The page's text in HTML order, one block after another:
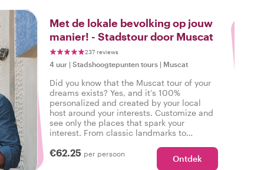
Met de lokale bevolking op jouw
manier! - Stadstour door Muscat
237 reviews
4 uur | Stadshoogtepunten tours | Muscat
Did you know that the Muscat tour of your
dreams exists? Yes, and it’s 100%
personalized and created by your local
host around your interests. Customize and
see only the places that spark your
interest. From classic landmarks to
command!
€62.25 per persoon Ontdek